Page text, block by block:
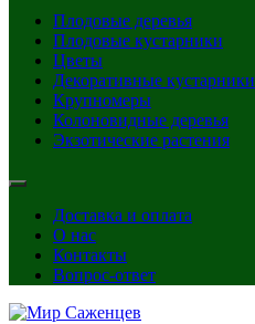
Плодовые деревья
Плодовые кустарники
Цветы
Декоративные кустарники
Крупномеры
Колоновидные деревья
Экзотические растения
Доставка и оплата
О нас
Контакты
Вопрос-ответ